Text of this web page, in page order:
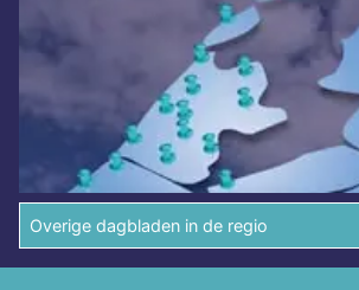
Overige dagbladen in de regio